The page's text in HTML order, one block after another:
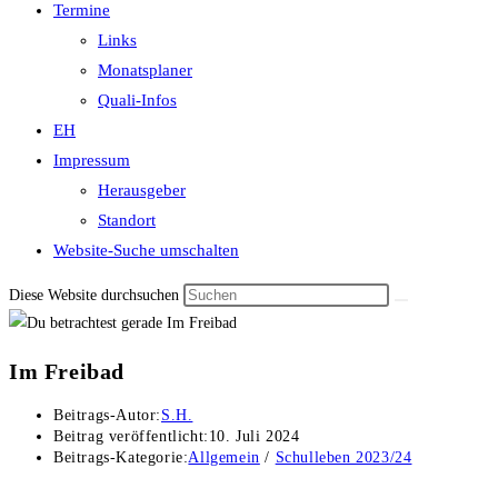
Termine
Links
Monatsplaner
Quali-Infos
EH
Impressum
Herausgeber
Standort
Website-Suche umschalten
Diese Website durchsuchen
Im Freibad
Beitrags-Autor: S.H.
Beitrag veröffentlicht: 10. Juli 2024
Beitrags-Kategorie:Allgemein / Schulleben 2023/24